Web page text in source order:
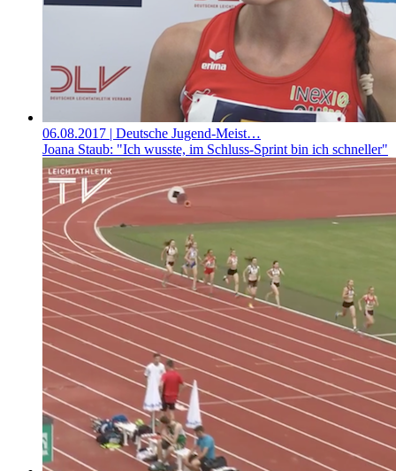
06.08.2017 | Deutsche Jugend-Meist…
Joana Staub: "Ich wusste, im Schluss-Sprint bin ich schneller"